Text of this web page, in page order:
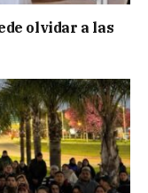
olvidar a las